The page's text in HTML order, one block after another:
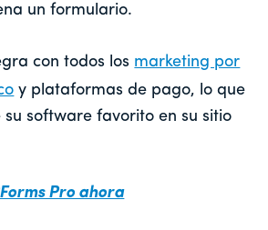
un formulario.
con todos los marketing por
y plataformas de pago, lo que
software favorito en su sitio
Pro ahora